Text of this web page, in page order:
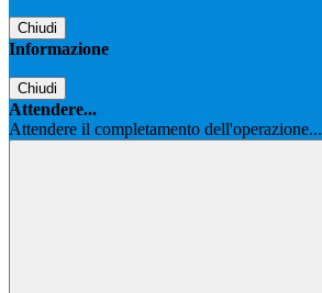
Chiudi
Informazione
Chiudi
Attendere...
Attendere il completamento dell'operazione...